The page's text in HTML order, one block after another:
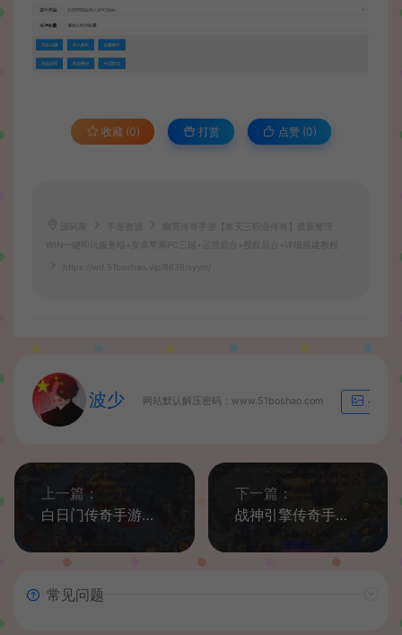
收藏 (0) 打赏 点赞 (0)
手游资源
幽冥传奇手游【奉天三职业传奇】最新整理
WIN一键即玩服务端+安卓苹果PC三端+运营后台+授权后台+详细搭建教程
https://wd.51boshao.vip/8638/syym/
波少 网站默认解压密码：www.51boshao.com 生成海
上一篇：
白日门传奇手游【激战三国】最新整理特色国战Win系一键即玩服务端+安卓+GM后台+详细搭建教程
下一篇：
战神引擎传奇手游【180九九归一之玛法归来】最新整理Win系服务端+安卓苹果双端+GM授权后台+详细搭建教程
常见问题